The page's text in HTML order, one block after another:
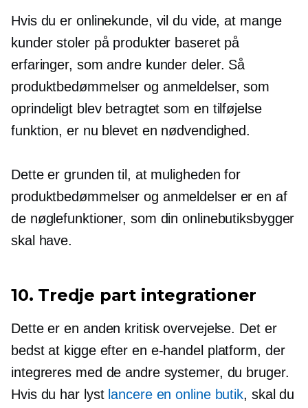
Hvis du er onlinekunde, vil du vide, at mange
kunder stoler på produkter baseret på
erfaringer, som andre kunder deler. Så
produktbedømmelser og anmeldelser, som
oprindeligt blev betragtet som en tilføjelse
funktion, er nu blevet en nødvendighed.
Dette er grunden til, at muligheden for
produktbedømmelser og anmeldelser er en af ​​
de nøglefunktioner, som din onlinebutiksbygger
skal have.
10. Tredje part integrationer
Dette er en anden kritisk overvejelse. Det er
bedst at kigge efter en e-handel platform, der
integreres med de andre systemer, du bruger.
Hvis du har lyst lancere en online butik, skal du